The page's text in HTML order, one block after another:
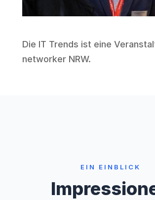
Die IT Trends ist eine
networker NRW.
EIN EINBLICK